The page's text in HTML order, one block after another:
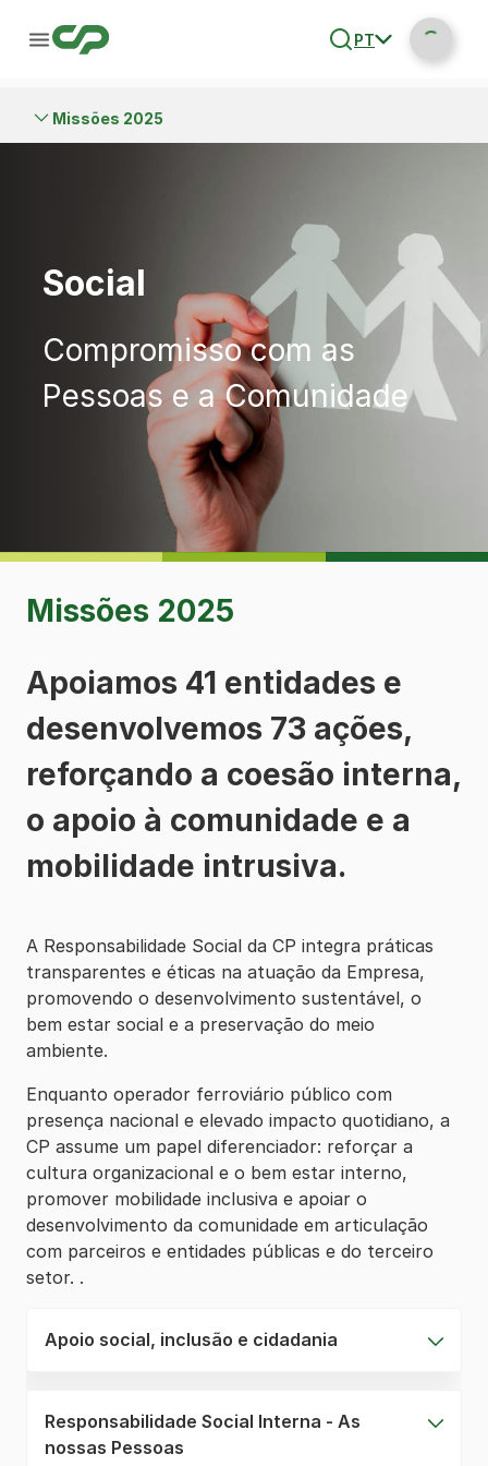
PT
Missões 2025
Social
Compromisso com as
Pessoas e a Comunidade
Missões 2025
Apoiamos 41 entidades e
desenvolvemos 73 ações,
reforçando a coesão interna,
o apoio à comunidade e a
mobilidade intrusiva.
A Responsabilidade Social da CP integra práticas
transparentes e éticas na atuação da Empresa,
promovendo o desenvolvimento sustentável, o
bem estar social e a preservação do meio
ambiente.
Enquanto operador ferroviário público com
presença nacional e elevado impacto quotidiano, a
CP assume um papel diferenciador: reforçar a
cultura organizacional e o bem estar interno,
promover mobilidade inclusiva e apoiar o
desenvolvimento da comunidade em articulação
com parceiros e entidades públicas e do terceiro
setor. .
Apoio social, inclusão e cidadania
Responsabilidade Social Interna - As
nossas Pessoas